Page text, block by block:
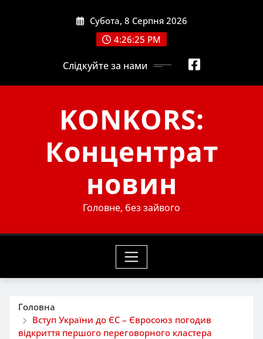
Субота, 8 Серпня 2026
4:26:26 PM
Слідкуйте за нами
KONKORS:
Концентрат
новин
Головне, без зайвого
Головна
Вступ України до ЄС – Євросоюз погодив
відкриття першого переговорного кластера